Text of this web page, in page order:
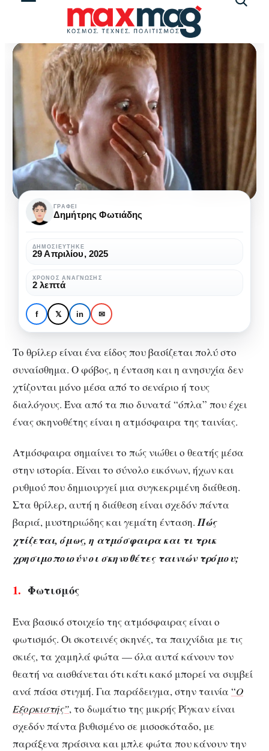
SPECIALS ΚΙΝΗΜΑΤΟΓΡΆΦΟΣ
Η σημασία της
ατμόσφαιρας στα
θρίλερ
σημασία
της
ατμόσφαιρας
στα
θρίλερ
ΓΡΆΦΕΙ
Δημήτρης Φωτιάδης
ΔΗΜΟΣΙΕΎΤΗΚΕ
29 Απριλίου, 2025
ΧΡΌΝΟΣ ΑΝΆΓΝΩΣΗΣ
2 λεπτά
f 𝕏 in ✉
Το θρίλερ είναι ένα είδος που βασίζεται πολύ στο
συναίσθημα. Ο φόβος, η ένταση και η ανησυχία δεν
χτίζονται μόνο μέσα από το σενάριο ή τους
διαλόγους. Ένα από τα πιο δυνατά “όπλα” που έχει
ένας σκηνοθέτης είναι η ατμόσφαιρα της ταινίας.
Ατμόσφαιρα σημαίνει το πώς νιώθει ο θεατής μέσα
στην ιστορία. Είναι το σύνολο εικόνων, ήχων και
ρυθμού που δημιουργεί μια συγκεκριμένη διάθεση.
Στα θρίλερ, αυτή η διάθεση είναι σχεδόν πάντα
βαριά, μυστηριώδης και γεμάτη ένταση.Πώς
χτίζεται, όμως, η ατμόσφαιρα και τι τρικ
χρησιμοποιούν οι σκηνοθέτες ταινιών τρόμου;
1. Φωτισμός
Ένα βασικό στοιχείο της ατμόσφαιρας είναι ο
φωτισμός. Οι σκοτεινές σκηνές, τα παιχνίδια με τις
σκιές, τα χαμηλά φώτα — όλα αυτά κάνουν τον
θεατή να αισθάνεται ότι κάτι κακό μπορεί να συμβεί
ανά πάσα στιγμή. Για παράδειγμα, στην ταινία “Ο
Εξορκιστής”, το δωμάτιο της μικρής Ρίγκαν είναι
σχεδόν πάντα βυθισμένο σε μισοσκόταδο, με
παράξενα πράσινα και μπλε φώτα που κάνουν την